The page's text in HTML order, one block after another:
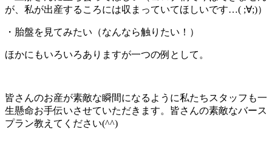
が、私が出産するころには収まっていてほしいです…( ;∀;)）
・胎盤を見てみたい（なんなら触りたい！）
ほかにもいろいろありますが一つの例として。
皆さんのお産が素敵な瞬間になるように私たちスタッフも一
生懸命お手伝いさせていただきます。皆さんの素敵なバース
プラン教えてください(^^)